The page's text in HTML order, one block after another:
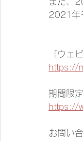
2021年
「ウェ
https://
期間限
https://
お問い